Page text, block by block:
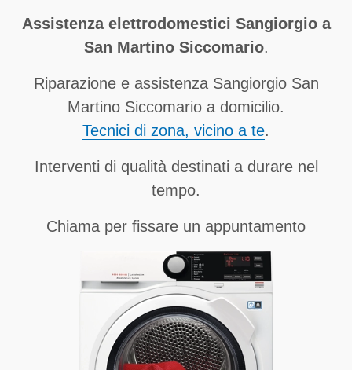
Assistenza elettrodomestici Sangiorgio a
San Martino Siccomario.
Riparazione e assistenza Sangiorgio San
Martino Siccomario a domicilio.
Tecnici di zona, vicino a te.
Interventi di qualità destinati a durare nel
tempo.
Chiama per fissare un appuntamento